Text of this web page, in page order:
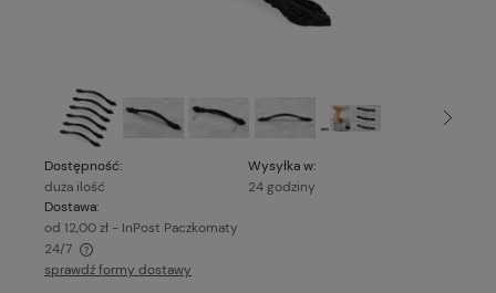
Dostępność:
duża ilość
Wysyłka w:
24 godziny
Dostawa:
od 12,00 zł - InPost Paczkomaty
24/7
Cena nie zawiera ewentualnych kosztów płatności
sprawdź formy dostawy